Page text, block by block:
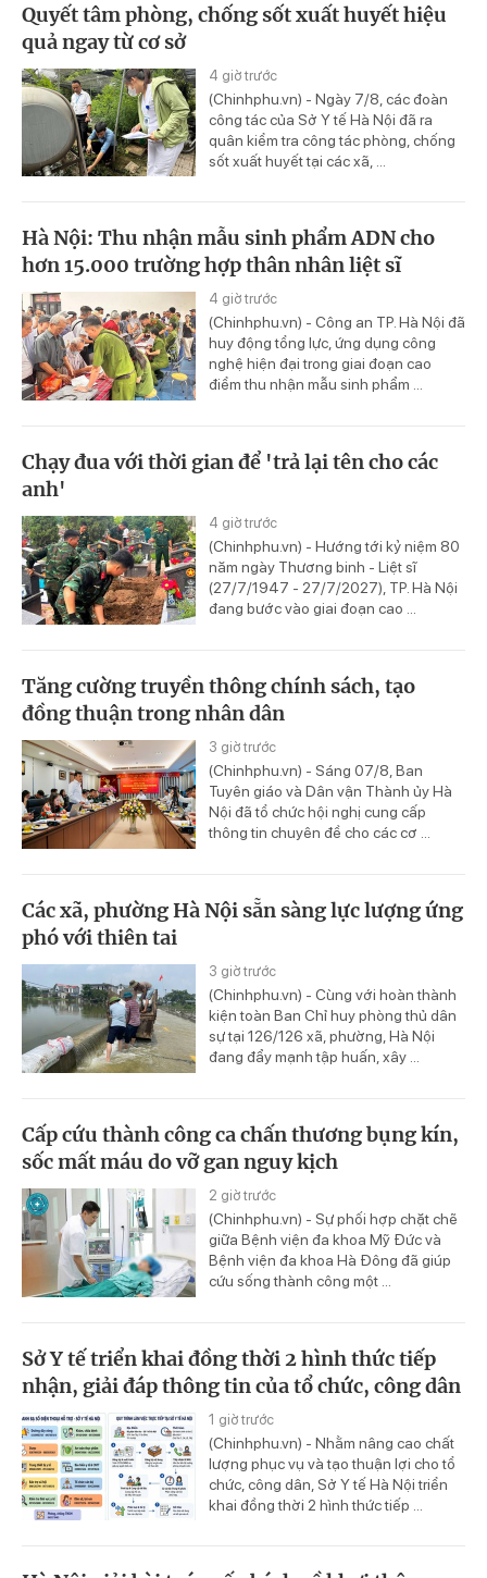
Quyết tâm phòng, chống sốt xuất huyết hiệu
quả ngay từ cơ sở
4 giờ trước
(Chinhphu.vn) - Ngày 7/8, các đoàn
công tác của Sở Y tế Hà Nội đã ra
quân kiểm tra công tác phòng, chống
sốt xuất huyết tại các xã, ...
Hà Nội: Thu nhận mẫu sinh phẩm ADN cho
hơn 15.000 trường hợp thân nhân liệt sĩ
4 giờ trước
(Chinhphu.vn) - Công an TP. Hà Nội đã
huy động tổng lực, ứng dụng công
nghệ hiện đại trong giai đoạn cao
điểm thu nhận mẫu sinh phẩm ...
Chạy đua với thời gian để 'trả lại tên cho các
anh'
4 giờ trước
(Chinhphu.vn) - Hướng tới kỷ niệm 80
năm ngày Thương binh - Liệt sĩ
(27/7/1947 - 27/7/2027), TP. Hà Nội
đang bước vào giai đoạn cao ...
Tăng cường truyền thông chính sách, tạo
đồng thuận trong nhân dân
3 giờ trước
(Chinhphu.vn) - Sáng 07/8, Ban
Tuyên giáo và Dân vận Thành ủy Hà
Nội đã tổ chức hội nghị cung cấp
thông tin chuyên đề cho các cơ ...
Các xã, phường Hà Nội sẵn sàng lực lượng ứng
phó với thiên tai
3 giờ trước
(Chinhphu.vn) - Cùng với hoàn thành
kiện toàn Ban Chỉ huy phòng thủ dân
sự tại 126/126 xã, phường, Hà Nội
đang đẩy mạnh tập huấn, xây ...
Cấp cứu thành công ca chấn thương bụng kín,
sốc mất máu do vỡ gan nguy kịch
2 giờ trước
(Chinhphu.vn) - Sự phối hợp chặt chẽ
giữa Bệnh viện đa khoa Mỹ Đức và
Bệnh viện đa khoa Hà Đông đã giúp
cứu sống thành công một ...
Sở Y tế triển khai đồng thời 2 hình thức tiếp
nhận, giải đáp thông tin của tổ chức, công dân
1 giờ trước
(Chinhphu.vn) - Nhằm nâng cao chất
lượng phục vụ và tạo thuận lợi cho tổ
chức, công dân, Sở Y tế Hà Nội triển
khai đồng thời 2 hình thức tiếp ...